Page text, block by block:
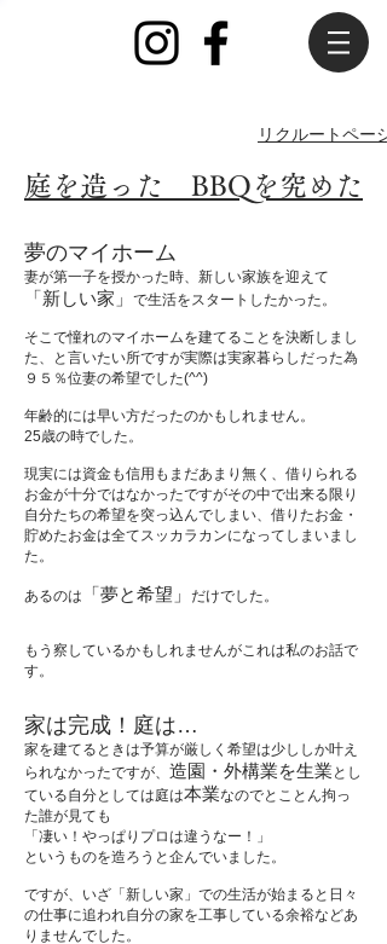
​リクルートページ
​庭を造った BBQを究めた
夢のマイホーム
妻が第一子を授かった時、新しい家族を迎えて
「新しい家」 で生活をスタートしたかった。
そこで憧れのマイホームを建てることを決断しまし
た、と言いたい所ですが実際は実家暮らしだった為
９５％位妻の希望でした(^^)
年齢的には早い方だったのかもしれません。
25歳の時でした。
現実には資金も信用もまだあまり無く、借りられる
お金が十分ではなかったですがその中で出来る限り
自分たちの希望を突っ込んでしまい、借りたお金・
貯めたお金は全てスッカラカンになってしまいまし
た。
あるのは 「夢と希望」 だけでした。
もう察しているかもしれませんがこれは私のお話で
す。
家は完成！庭は…
家を建てるときは予算が厳しく希望は少ししか叶え
られなかったですが、 造園・外構業を生業 とし
ている自分としては庭は本業なのでとことん拘っ
た誰が見ても
「凄い！やっぱりプロは違うなー！」
というものを造ろうと企んでいました。
​ですが、いざ「新しい家」での生活が始まると日々
の仕事に追われ自分の家を工事している余裕などあ
りませんでした。